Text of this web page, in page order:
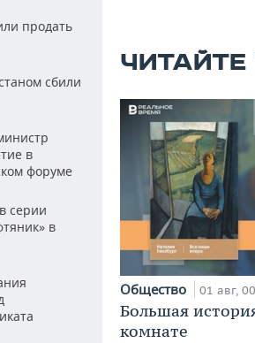
продать
сбили
в
форуме
серии
в
Общество 01 авг,
Большая
комнате